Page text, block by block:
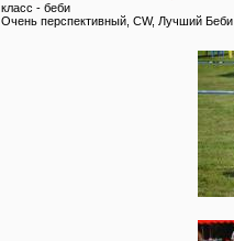
класс - беби
Очень перспективный, CW, Лучший Беби